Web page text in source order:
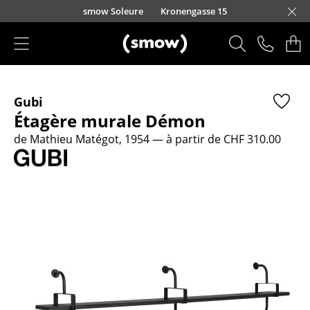
Accéder directement au contenu
smow Soleure Kronengasse 15
Sièges
Chaises de cuisine & salle à manger
Canapés
Chaises cantilever
Chaises et Tabourets de bar
Gubi
Étagère murale Démon
de Mathieu Matégot, 1954— à partir de CHF 310.00